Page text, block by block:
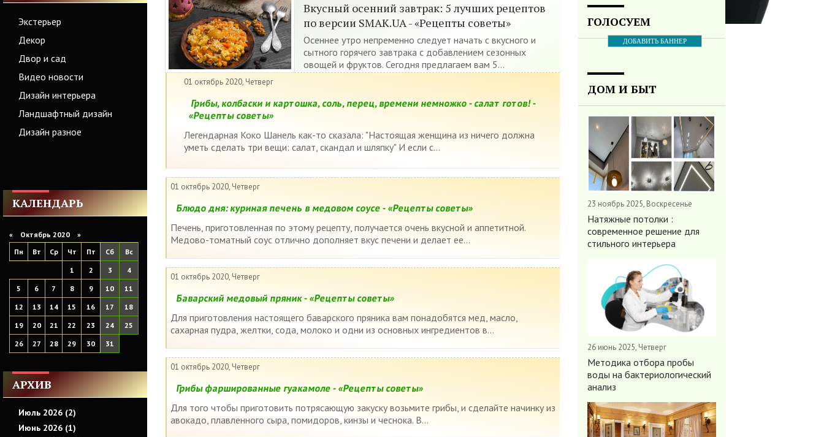
Экстерьер
Декор
Двор и сад
Видео новости
Дизайн интерьера
Ландшафтный дизайн
Дизайн разное
КАЛЕНДАРЬ
« Октябрь 2020 »
Пн
Вт Ср Чт Пт Сб
Вс
1
2 3
4
5
6 7 8 9 10
11
12
13 14 15 16 17
18
19
20 21 22 23 24
25
26
27 28 29 30 31
АРХИВ
Июль 2026 (2)
Июнь 2026 (1)
Вкусный осенний завтрак: 5 лучших рецептов
по версии SMAK.UA - «Рецепты советы»
Осеннее утро непременно следует начать с вкусного и
сытного горячего завтрака с добавлением сезонных
овощей и фруктов. Сегодня предлагаем вам 5...
01 октябрь 2020, Четверг
Грибы, колбаски и картошка, соль, перец, времени немножко - салат готов! -
«Рецепты советы»
Легендарная Коко Шанель как-то сказала: "Настоящая женщина из ничего должна
уметь сделать три вещи: салат, скандал и шляпку" И если с...
01 октябрь 2020, Четверг
Блюдо дня: куриная печень в медовом соусе - «Рецепты советы»
Печень, приготовленная по этому рецепту, получается очень вкусной и аппетитной.
Медово-томатный соус отлично дополняет вкус печени и делает ее...
01 октябрь 2020, Четверг
Баварский медовый пряник - «Рецепты советы»
Для приготовления настоящего баварского пряника вам понадобятся мед, масло,
сахарная пудра, желтки, сода, молоко и одни из основных ингредиентов в...
01 октябрь 2020, Четверг
Грибы фаршированные гуакамоле - «Рецепты советы»
Для того чтобы приготовить потрясающую закуску возьмите грибы, и сделайте начинку из
авокадо, плавленного сыра, помидоров, кинзы и чеснока. В...
ГОЛОСУЕМ
ДОБАВИТЬ БАННЕР
ДОМ И БЫТ
23 ноябрь 2025, Воскресенье
Натяжные потолки :
современное решение для
стильного интерьера
26 июнь 2025, Четверг
Методика отбора пробы
воды на бактериологический
анализ